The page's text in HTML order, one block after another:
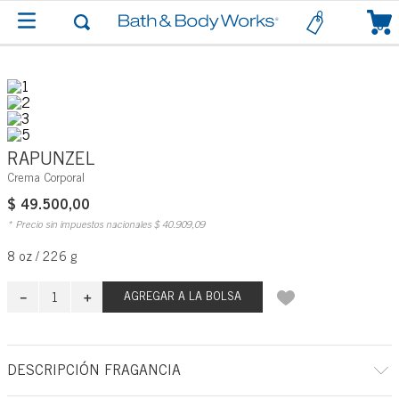
0
RAPUNZEL
Crema Corporal
$ 49.500,00
* Precio sin impuestos nacionales $ 40. 909, 09
8 oz / 226 g
＋
－ AGREGAR A LA BOLSA
DESCRIPCIÓN FRAGANCIA